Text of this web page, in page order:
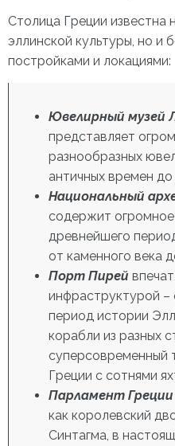
Столица Греции известна
эллинской культуры, но и
постройками и локациями:
Ювелирный музей
представляет
разнообразных
античных времен
Национальный
содержит
древнейшего
от каменного века
Порт Пирей
инфраструктурой
период истории
корабли из разных
суперсовременный
Греции с сотнями
Парламент Греции
как королевский
Синтагма, в